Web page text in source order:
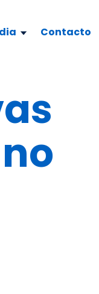
Contacto